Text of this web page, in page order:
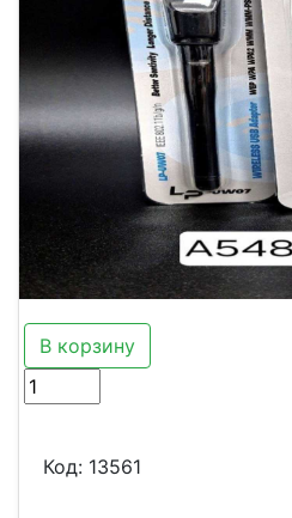
В корзину
Код: 13561